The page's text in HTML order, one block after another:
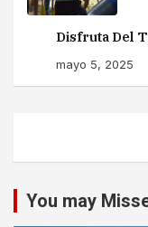
Disfruta Del
mayo 5, 2025
You may